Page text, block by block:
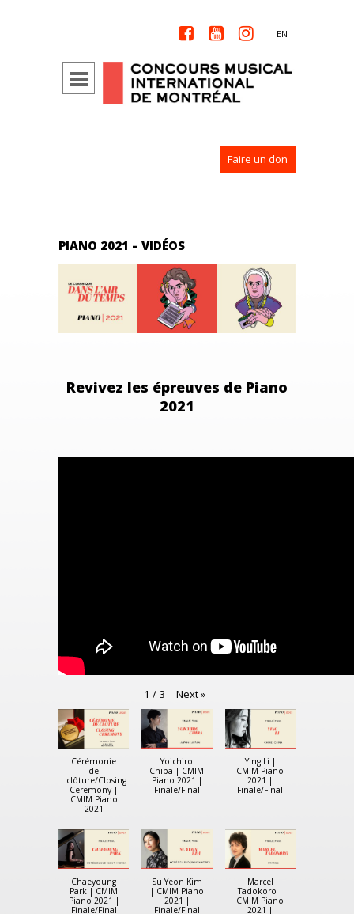
   EN
Faire un don
PIANO 2021 – VIDÉOS
Revivez les épreuves de Piano
2021
1 / 3 Next»
Cérémonie
de
clôture/Closing
Ceremony |
CMIM Piano
2021
Yoichiro
Chiba | CMIM
Piano 2021 |
Finale/Final
Ying Li |
CMIM Piano
2021 |
Finale/Final
Chaeyoung
Park | CMIM
Piano 2021 |
Finale/Final
Su Yeon Kim
| CMIM Piano
2021 |
Finale/Final
Marcel
Tadokoro |
CMIM Piano
2021 |